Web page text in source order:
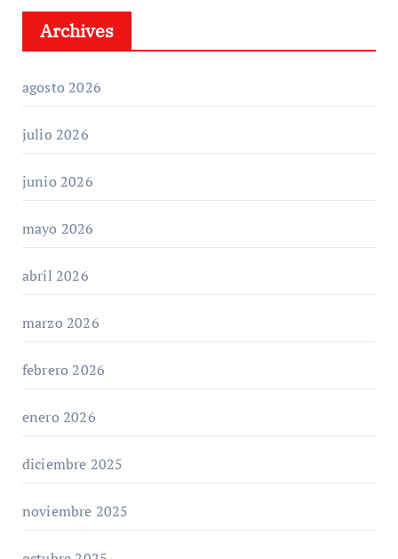
Archives
agosto 2026
julio 2026
junio 2026
mayo 2026
abril 2026
marzo 2026
febrero 2026
enero 2026
diciembre 2025
noviembre 2025